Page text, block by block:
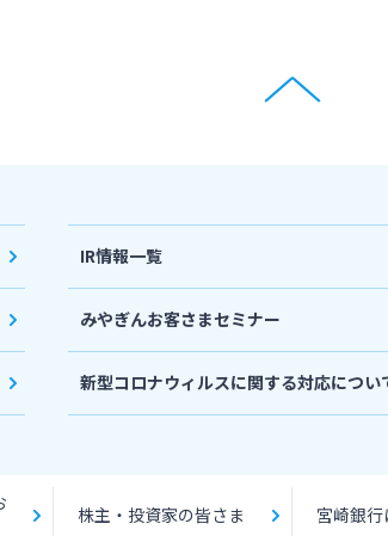
IR情報一覧
みやぎんお客さまセミナー
新型コロナウィルスに関する対応につい
株主・投資家の皆さま 宮崎銀行